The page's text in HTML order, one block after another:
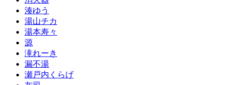
湊ゆう
湯山チカ
湯本寿々
源
滝れーき
漏不湯
瀬戸内くらげ